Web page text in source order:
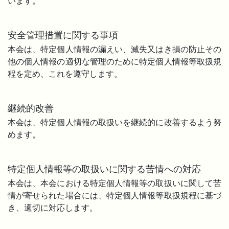
安全管理措置に関する事項
本会は、特定個人情報の漏えい、滅失又はき損の防止その
他の個人情報の適切な管理のために特定個人情報等取扱規
程を定め、これを遵守します。
継続的改善
本会は、特定個人情報の取扱いを継続的に改善するよう努
めます。
特定個人情報等の取扱いに関する苦情への対応
本会は、本会における特定個人情報等の取扱いに関して苦
情が寄せられた場合には、特定個人情報等取扱規程に基づ
き、適切に対応します。